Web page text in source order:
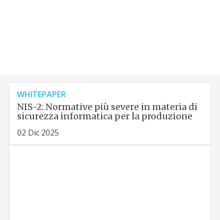
WHITEPAPER
NIS-2: Normative più severe in materia di
sicurezza informatica per la produzione
02 Dic 2025